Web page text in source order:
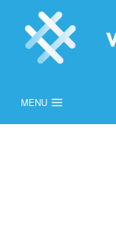
MENU